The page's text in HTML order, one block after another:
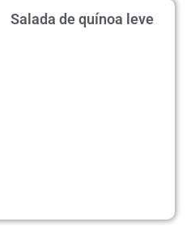
Salada de quínoa leve